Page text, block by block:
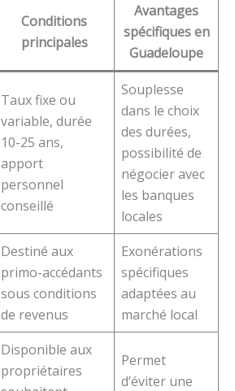
Conditions
principales
Avantages
spécifiques en
Guadeloupe
Taux fixe ou
variable, durée
10-25 ans,
apport
personnel
conseillé
Souplesse
dans le choix
des durées,
possibilité de
négocier avec
les banques
locales
Destiné aux
primo-accédants
sous conditions
de revenus
Exonérations
spécifiques
adaptées au
marché local
Disponible aux
propriétaires
Permet
d’éviter une